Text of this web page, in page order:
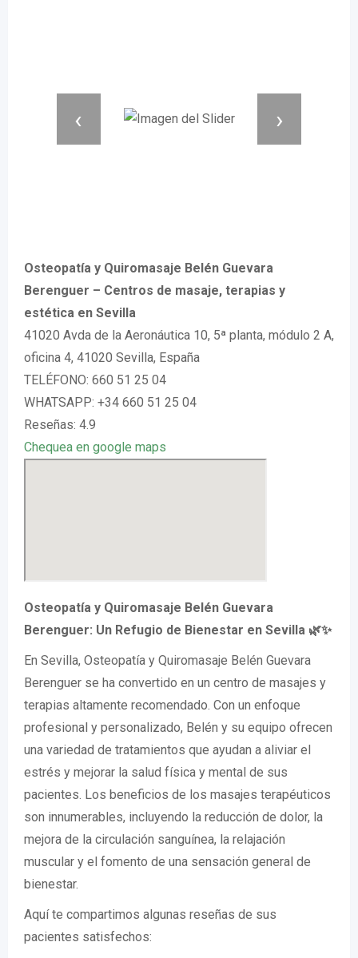
‹ ›
Osteopatía y Quiromasaje Belén Guevara
Berenguer – Centros de masaje, terapias y
estética en Sevilla
41020 Avda de la Aeronáutica 10, 5ª planta, módulo 2 A,
oficina 4, 41020 Sevilla, España
TELÉFONO: 660 51 25 04
WHATSAPP: +34 660 51 25 04
Reseñas: 4.9
Chequea en google maps
Osteopatía y Quiromasaje Belén Guevara
Berenguer: Un Refugio de Bienestar en Sevilla 🌿✨
En Sevilla, Osteopatía y Quiromasaje Belén Guevara
Berenguer se ha convertido en un centro de masajes y
terapias altamente recomendado. Con un enfoque
profesional y personalizado, Belén y su equipo ofrecen
una variedad de tratamientos que ayudan a aliviar el
estrés y mejorar la salud física y mental de sus
pacientes. Los beneficios de los masajes terapéuticos
son innumerables, incluyendo la reducción de dolor, la
mejora de la circulación sanguínea, la relajación
muscular y el fomento de una sensación general de
bienestar.
Aquí te compartimos algunas reseñas de sus
pacientes satisfechos: